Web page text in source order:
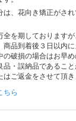
は、花向き矯正がさ
全を期しております
商品到着後３日以内
破損の場合はお早
品・誤納品であるこ
ご返金をさせて頂き
ちら